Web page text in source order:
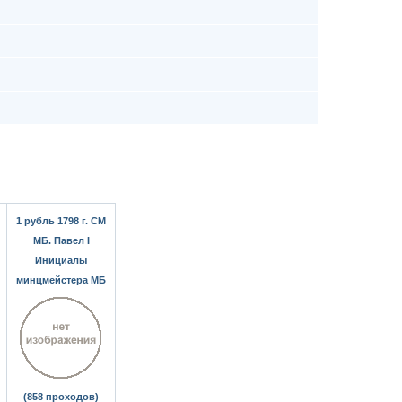
1 рубль 1798 г. СМ
МБ. Павел I
Инициалы
минцмейстера МБ
(858 проходов)